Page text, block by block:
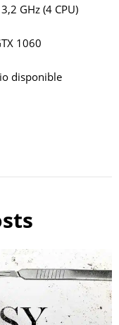
GHz (4 CPU)
1060
disponible